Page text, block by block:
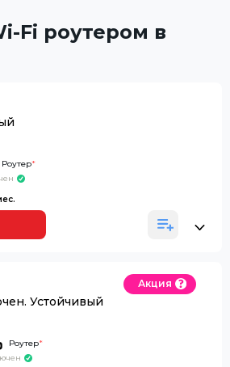
Fi роутером в
Роутер*
Устойчивый
Акция
Роутер*